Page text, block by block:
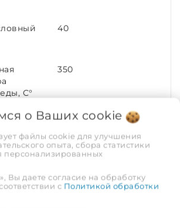
40
С°
350
40
о Ваших cookie
файлы cookie для улучшения
опыта, сбора статистики
персонализированных
Вы даете согласие на обработку
с Политикой обработки